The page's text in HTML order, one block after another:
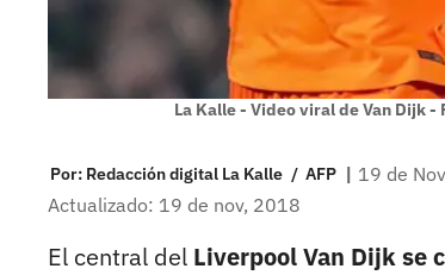
La Kalle - Video viral de Van Dijk -
Por: Redacción digital La Kalle / AFP | 19 de
Actualizado: 19 de nov, 2018
El central del Liverpool Van Dijk se